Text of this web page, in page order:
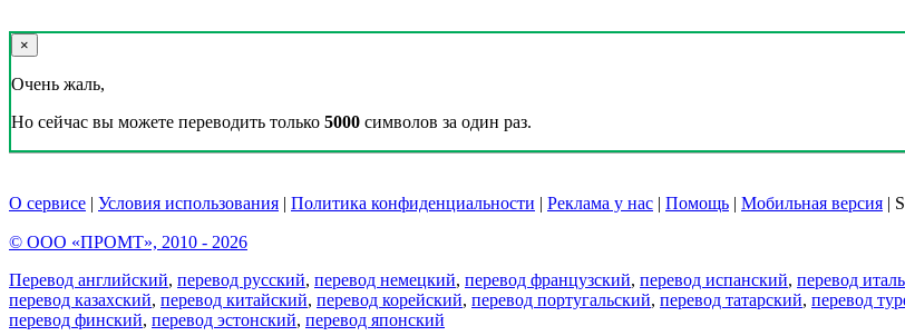
×
Очень жаль,
Но сейчас вы можете переводить только 5000 символов за один раз.
О сервисе | Условия использования | Политика конфиденциальности | Реклама у нас | Помощь | Мобильная версия |
© ООО «ПРОМТ», 2010 - 2026
Перевод английский, перевод русский, перевод немецкий, перевод французский, перевод испанский, перевод
перевод казахский, перевод китайский, перевод корейский, перевод португальский, перевод татарский, перевод
перевод финский, перевод эстонский, перевод японский